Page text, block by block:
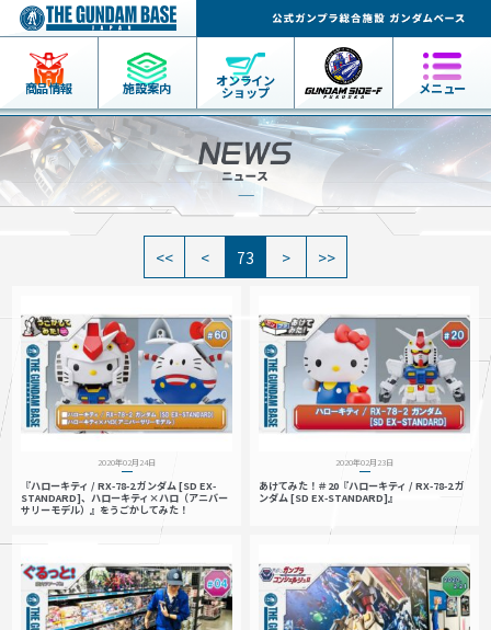
商品情報 施設案内 オンライン
ショップ メニュー
73
2020年02月24日
『ハローキティ / RX-78-2 ガンダム [SD EX-
STANDARD]、ハローキティ×ハロ（アニバー
サリーモデル）』をうごかしてみた！
2020年02月23日
あけてみた！＃20『ハローキティ / RX-78-2 ガ
ンダム [SD EX-STANDARD]』